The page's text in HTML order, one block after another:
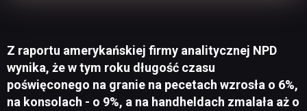
Z raportu amerykańskiej firmy analitycznej NPD
wynika, że w tym roku długość czasu
poświęconego na granie na pecetach wzrosła o 6%,
na konsolach - o 9%, a na handheldach zmalała aż o